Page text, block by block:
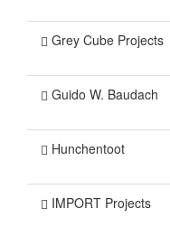
Grey Cube Projects
Guido W. Baudach
Hunchentoot
IMPORT Projects